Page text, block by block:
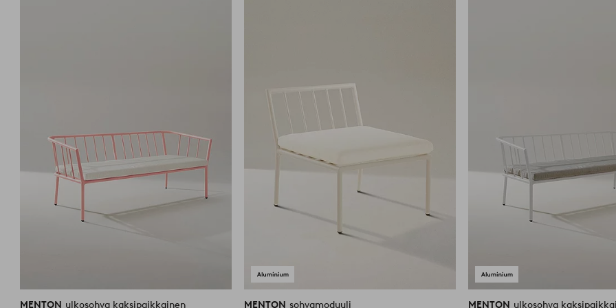
MENTON ulkosohva kaksipaikkainen MENTON sohvamoduuli MENTON ulkosohva